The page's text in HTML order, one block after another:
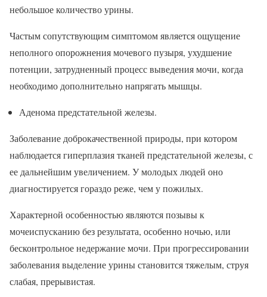
небольшое количество урины.
Частым сопутствующим симптомом является ощущение
неполного опорожнения мочевого пузыря, ухудшение
потенции, затрудненный процесс выведения мочи, когда
необходимо дополнительно напрягать мышцы.
Аденома предстательной железы.
Заболевание доброкачественной природы, при котором
наблюдается гиперплазия тканей предстательной железы, с
ее дальнейшим увеличением. У молодых людей оно
диагностируется гораздо реже, чем у пожилых.
Характерной особенностью являются позывы к
мочеиспусканию без результата, особенно ночью, или
бесконтрольное недержание мочи. При прогрессировании
заболевания выделение урины становится тяжелым, струя
слабая, прерывистая.